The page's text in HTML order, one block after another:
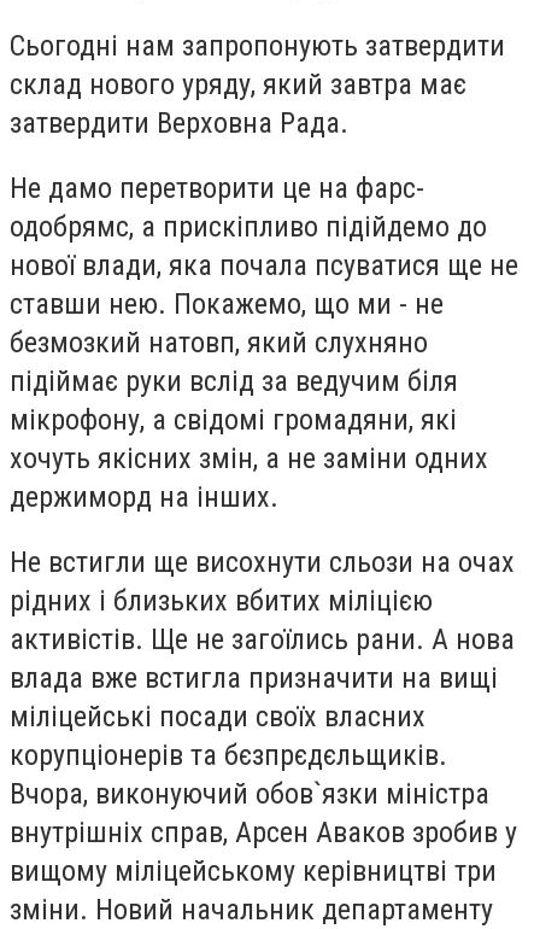
Сьогодні нам запропонують затвердити
склад нового уряду, який завтра має
затвердити Верховна Рада.
Не дамо перетворити це на фарс-
одобрямс, а прискіпливо підійдемо до
нової влади, яка почала псуватися ще не
ставши нею. Покажемо, що ми - не
безмозкий натовп, який слухняно
підіймає руки вслід за ведучим біля
мікрофону, а свідомі громадяни, які
хочуть якісних змін, а не заміни одних
держиморд на інших.
Не встигли ще висохнути сльози на очах
рідних і близьких вбитих міліцією
активістів. Ще не загоїлись рани. А нова
влада вже встигла призначити на вищі
міліцейські посади своїх власних
корупціонерів та бєзпрєдєльщиків.
Вчора, виконуючий обов`язки міністра
внутрішніх справ, Арсен Аваков зробив у
вищому міліцейському керівництві три
зміни. Новий начальник департаменту